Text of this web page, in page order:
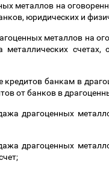
металлов на
юридических и
металлов на
металлических счетах,
кредитов банкам в
от банков в
драгоценных
драгоценных